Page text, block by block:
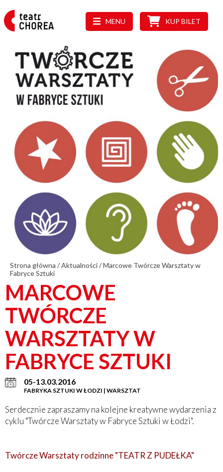
MENU KUP BILET
Strona główna /Aktualności/Marcowe Twórcze Warsztaty w
Fabryce Sztuki
MARCOWE
TWÓRCZE
WARSZTATY W
FABRYCE SZTUKI
05-13.03.2016
FABRYKA SZTUKI W ŁODZI | WARSZTAT
Serdecznie zapraszamy na kolejne kreatywne wydarzenia z
cyklu "Twórcze Warsztaty w Fabryce Sztuki w Łodzi".
Twórcze Warsztaty rodzinne "TEATR Z PUDEŁKA"